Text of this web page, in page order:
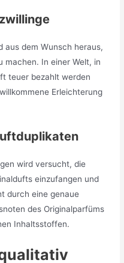
aus dem Wunsch heraus,
machen. In einer Welt, in
teuer bezahlt werden
Erleichterung
wird versucht, die
einzufangen und
durch eine genaue
des Originalparfüms
Inhaltsstoffen.